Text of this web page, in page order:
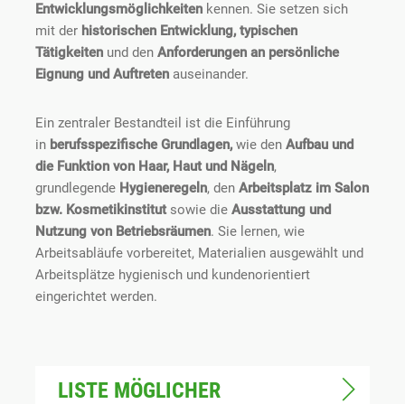
Entwicklungsmöglichkeiten kennen. Sie setzen sich
mit der historischen Entwicklung, typischen
Tätigkeiten und den Anforderungen an persönliche
Eignung und Auftreten auseinander.
Ein zentraler Bestandteil ist die Einführung
in berufsspezifische Grundlagen,wie den Aufbau und
die Funktion von Haar, Haut und Nägeln,
grundlegende Hygieneregeln, den Arbeitsplatz im Salon
bzw. Kosmetikinstitutsowie die Ausstattung und
Nutzung von Betriebsräumen. Sie lernen, wie
Arbeitsabläufe vorbereitet, Materialien ausgewählt und
Arbeitsplätze hygienisch und kundenorientiert
eingerichtet werden.
LISTE MÖGLICHER